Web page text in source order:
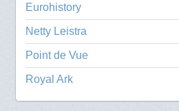
Eurohistory
Netty Leistra
Point de Vue
Royal Ark